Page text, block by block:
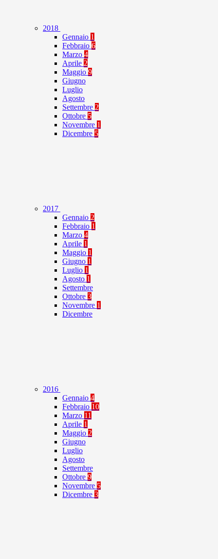
2018
Gennaio 1
Febbraio 6
Marzo 4
Aprile 2
Maggio 9
Giugno
Luglio
Agosto
Settembre 2
Ottobre 5
Novembre 1
Dicembre 5
2017
Gennaio 2
Febbraio 1
Marzo 4
Aprile 1
Maggio 1
Giugno 1
Luglio 1
Agosto 1
Settembre
Ottobre 3
Novembre 1
Dicembre
2016
Gennaio 4
Febbraio 10
Marzo 11
Aprile 1
Maggio 2
Giugno
Luglio
Agosto
Settembre
Ottobre 9
Novembre 5
Dicembre 3